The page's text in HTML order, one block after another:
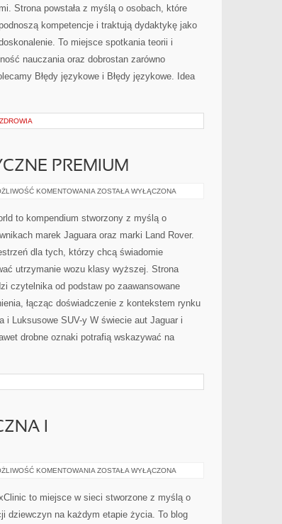
Strona powstała z myślą o osobach, które
kompetencje i traktują dydaktykę jako
To miejsce spotkania teorii i
nauczania oraz dobrostan zarówno
Błędy językowe i Błędy językowe. Idea
PREMIUM
KOMENTOWANIA SAMOCHODY
ZOSTAŁA WYŁĄCZONA
to kompendium stworzony z myślą o
marek Jaguara oraz marki Land Rover.
dla tych, którzy chcą świadomie
utrzymanie wozu klasy wyższej. Strona
czytelnika od podstaw po zaawansowane
łącząc doświadczenie z kontekstem rynku
i Luksusowe SUV-y W świecie aut Jaguar i
drobne oznaki potrafią wskazywać na
I
KOMENTOWANIA GINEKOLOGIA
REKONSTRUKCYJNA
ZOSTAŁA WYŁĄCZONA
to miejsce w sieci stworzone z myślą o
dziewczyn na każdym etapie życia. To blog